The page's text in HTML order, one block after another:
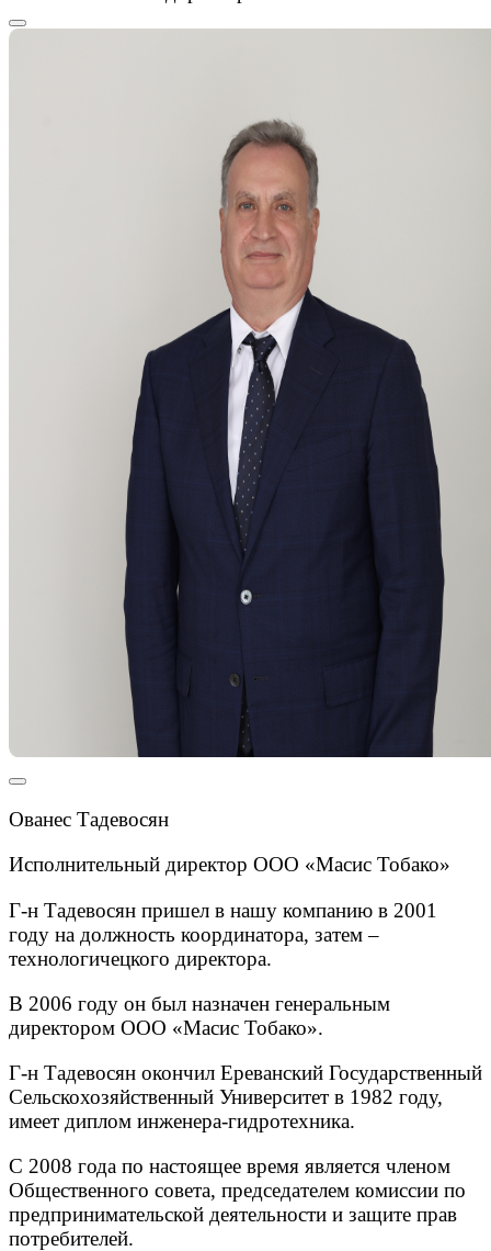
Ованес Тадевосян
Исполнительный директор ООО «Масис Тобако»
Г-н Тадевосян пришел в нашу компанию в 2001
году на должность координатора, затем –
технологичецкого директора.
В 2006 году он был назначен генеральным
директором ООО «Масис Тобако».
Г-н Тадевосян окончил Ереванский Государственный
Сельскохозяйственный Университет в 1982 году,
имеет диплом инженера-гидротехника.
С 2008 года по настоящее время является членом
Общественного совета, председателем комиссии по
предпринимательской деятельности и защите прав
потребителей.